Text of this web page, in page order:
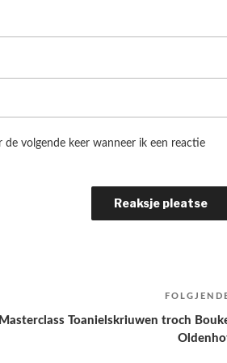
volgende keer wanneer ik een reactie
Masterclass Toanielskriuwen troch